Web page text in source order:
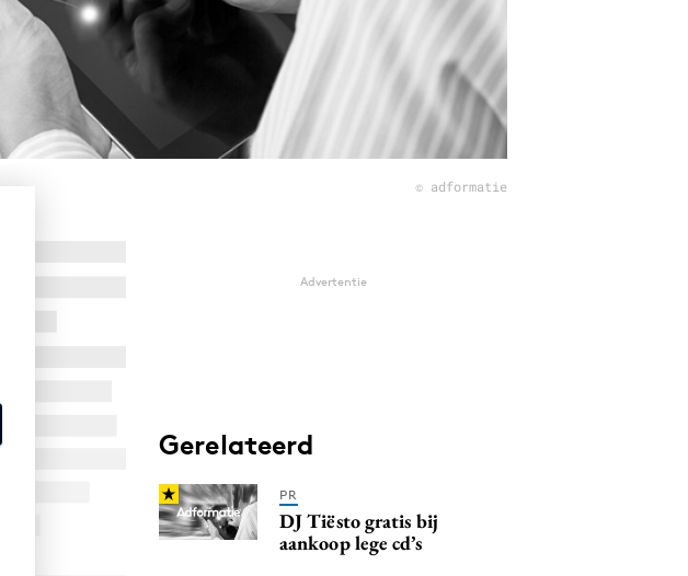
© adformatie
Advertentie
Gerelateerd
PR
DJ Tiësto gratis bij
aankoop lege cd’s